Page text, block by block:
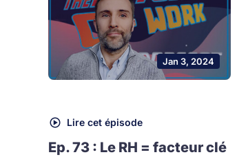
Jan 3, 2024
Lire cet épisode
Ep. 73 : Le RH = facteur clé